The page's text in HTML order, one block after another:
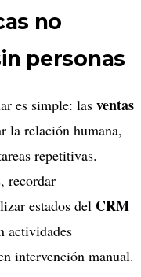
no
personas
es simple: las ventas
la relación humana,
repetitivas.
recordar
estados del CRM
actividades
intervención manual.